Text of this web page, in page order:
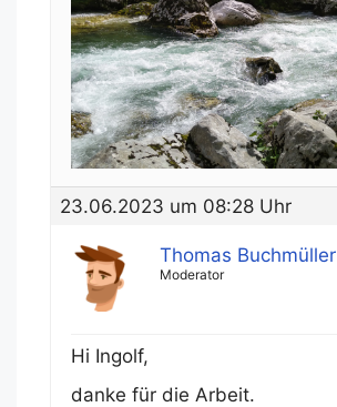
23.06.2023 um 08:28 Uhr
Thomas Buchmüller
Moderator
Hi Ingolf,
danke für die Arbeit.